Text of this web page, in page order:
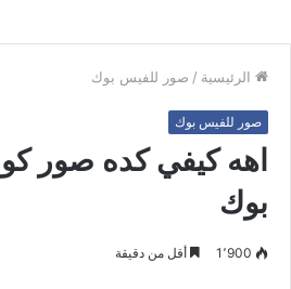
الرئيسية / صور للفيس بوك
صور للفيس بوك
اهه كيفي كده صور
بوك
1٬900 أقل من دقيقة